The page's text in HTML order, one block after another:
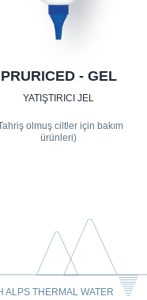
PRURICED - GEL
YATIŞTIRICI JEL
olmuş ciltler için bakım
ürünleri)
ALPS THERMAL WATER